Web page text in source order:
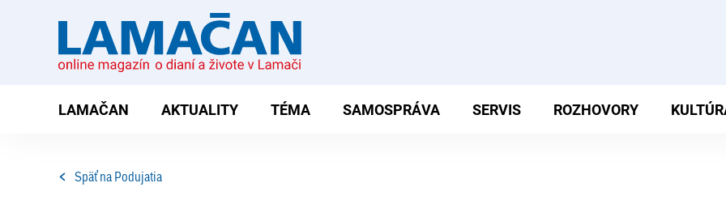
LAMAČAN AKTUALITY TÉMA SAMOSPRÁVA SERVIS ROZHOVORY
Späť na Podujatia